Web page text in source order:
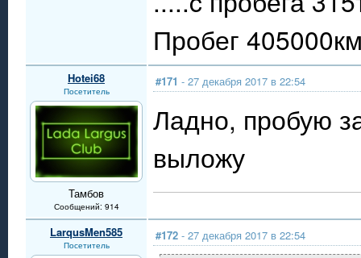
Пробег
Hotei68
Посетитель
Тамбов
Сообщений: 914
#171 - 27 декабря 2017 в 22:54
Ладно, пробую
выложу
LarqusMen585
Посетитель
#172 - 27 декабря 2017 в 22:54